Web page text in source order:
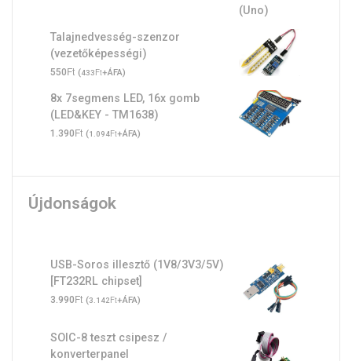
Talajnedvesség-szenzor
(vezetőképességi)
550Ft (433Ft+ÁFA)
8x 7segmens LED, 16x gomb
(LED&KEY - TM1638)
1.390Ft (1.094Ft+ÁFA)
Újdonságok
USB-Soros illesztő (1V8/3V3/5V)
[FT232RL chipset]
3.990Ft (3.142Ft+ÁFA)
SOIC-8 teszt csipesz /
konverterpanel